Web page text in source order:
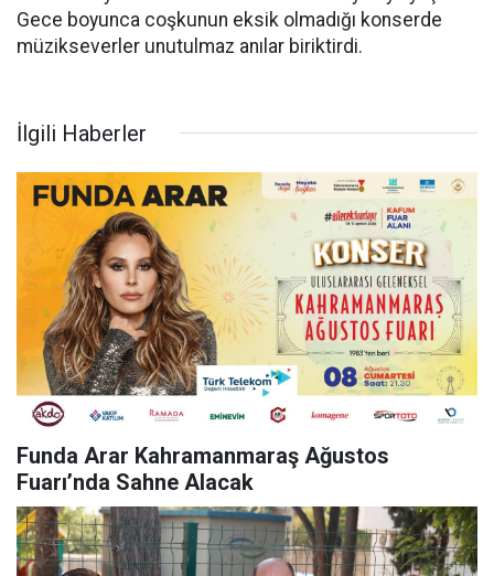
Gece boyunca coşkunun eksik olmadığı konserde
müzikseverler unutulmaz anılar biriktirdi.
İlgili Haberler
Funda Arar Kahramanmaraş Ağustos
Fuarı’nda Sahne Alacak